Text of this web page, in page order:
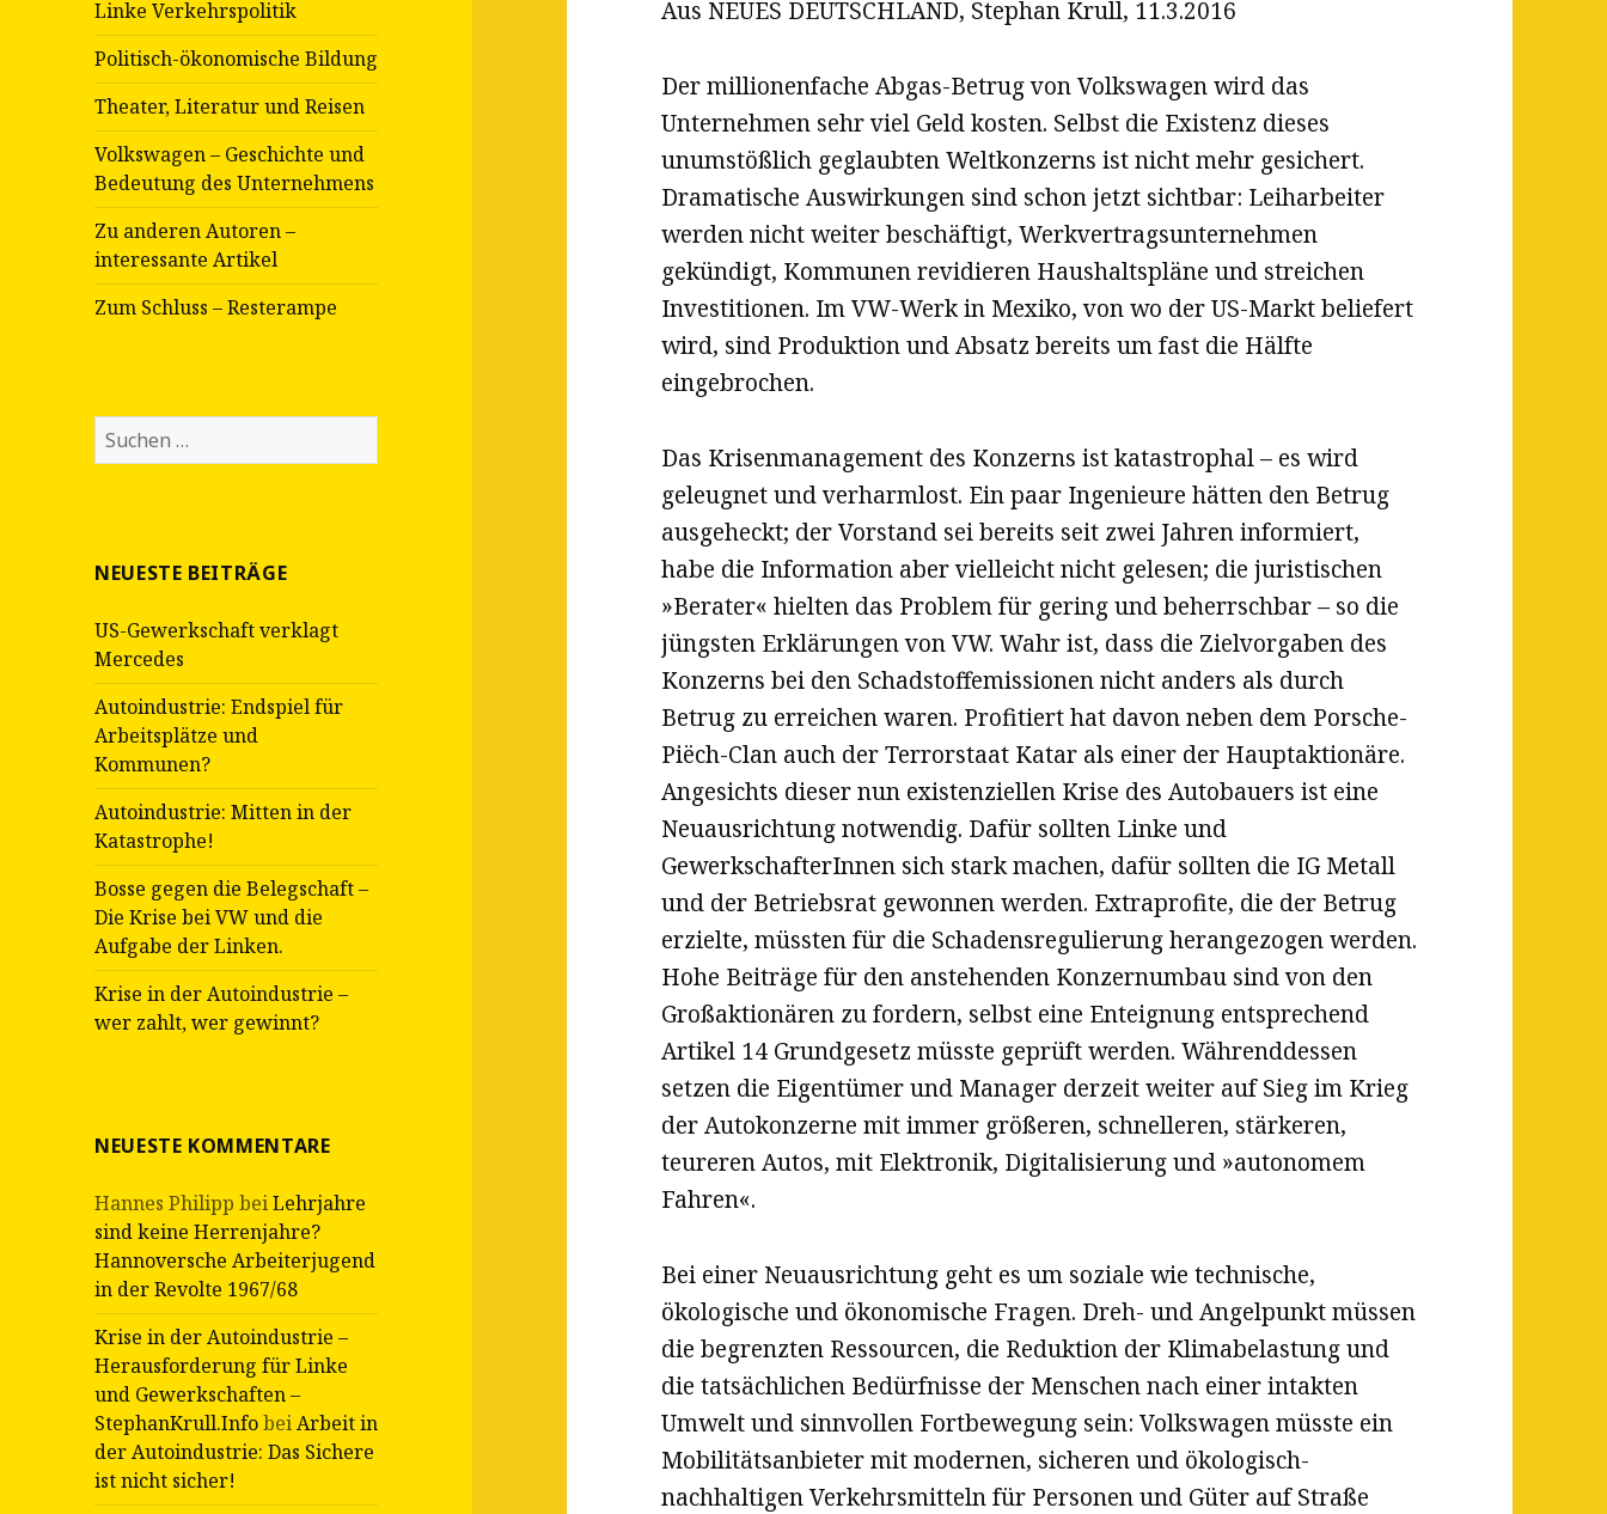
Linke Verkehrspolitik
Politisch-ökonomische Bildung
Theater, Literatur und Reisen
Volkswagen – Geschichte und
Bedeutung des Unternehmens
Zu anderen Autoren –
interessante Artikel
Zum Schluss – Resterampe
Suche
nach:
NEUESTE BEITRÄGE
US-Gewerkschaft verklagt
Mercedes
Autoindustrie: Endspiel für
Arbeitsplätze und
Kommunen?
Autoindustrie: Mitten in der
Katastrophe!
Bosse gegen die Belegschaft –
Die Krise bei VW und die
Aufgabe der Linken.
Krise in der Autoindustrie –
wer zahlt, wer gewinnt?
NEUESTE KOMMENTARE
Hannes Philipp beiLehrjahre
sind keine Herrenjahre?
Hannoversche Arbeiterjugend
in der Revolte 1967/68
Krise in der Autoindustrie –
Herausforderung für Linke
und Gewerkschaften –
StephanKrull.InfobeiArbeit in
der Autoindustrie: Das Sichere
ist nicht sicher!
Aus NEUES DEUTSCHLAND, Stephan Krull, 11.3.2016
Der millionenfache Abgas-Betrug von Volkswagen wird das
Unternehmen sehr viel Geld kosten. Selbst die Existenz dieses
unumstößlich geglaubten Weltkonzerns ist nicht mehr gesichert.
Dramatische Auswirkungen sind schon jetzt sichtbar: Leiharbeiter
werden nicht weiter beschäftigt, Werkvertragsunternehmen
gekündigt, Kommunen revidieren Haushaltspläne und streichen
Investitionen. Im VW-Werk in Mexiko, von wo der US-Markt beliefert
wird, sind Produktion und Absatz bereits um fast die Hälfte
eingebrochen.
Das Krisenmanagement des Konzerns ist katastrophal – es wird
geleugnet und verharmlost. Ein paar Ingenieure hätten den Betrug
ausgeheckt; der Vorstand sei bereits seit zwei Jahren informiert,
habe die Information aber vielleicht nicht gelesen; die juristischen
»Berater« hielten das Problem für gering und beherrschbar – so die
jüngsten Erklärungen von VW. Wahr ist, dass die Zielvorgaben des
Konzerns bei den Schadstoffemissionen nicht anders als durch
Betrug zu erreichen waren. Profitiert hat davon neben dem Porsche-
Piëch-Clan auch der Terrorstaat Katar als einer der Hauptaktionäre.
Angesichts dieser nun existenziellen Krise des Autobauers ist eine
Neuausrichtung notwendig. Dafür sollten Linke und
GewerkschafterInnen sich stark machen, dafür sollten die IG Metall
und der Betriebsrat gewonnen werden. Extraprofite, die der Betrug
erzielte, müssten für die Schadensregulierung herangezogen werden.
Hohe Beiträge für den anstehenden Konzernumbau sind von den
Großaktionären zu fordern, selbst eine Enteignung entsprechend
Artikel 14 Grundgesetz müsste geprüft werden. Währenddessen
setzen die Eigentümer und Manager derzeit weiter auf Sieg im Krieg
der Autokonzerne mit immer größeren, schnelleren, stärkeren,
teureren Autos, mit Elektronik, Digitalisierung und »autonomem
Fahren«.
Bei einer Neuausrichtung geht es um soziale wie technische,
ökologische und ökonomische Fragen. Dreh- und Angelpunkt müssen
die begrenzten Ressourcen, die Reduktion der Klimabelastung und
die tatsächlichen Bedürfnisse der Menschen nach einer intakten
Umwelt und sinnvollen Fortbewegung sein: Volkswagen müsste ein
Mobilitätsanbieter mit modernen, sicheren und ökologisch-
nachhaltigen Verkehrsmitteln für Personen und Güter auf Straße